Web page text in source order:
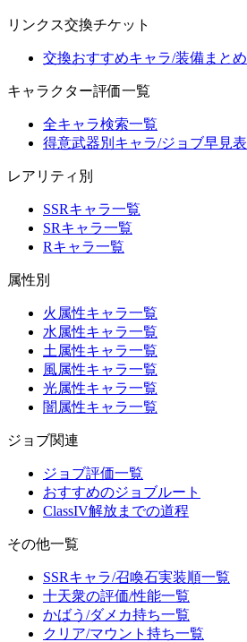
リンクス交換チケット
交換おすすめキャラ/装備まとめ
キャラクター評価一覧
全キャラ検索一覧
得意武器別キャラ/ジョブ早見表
レアリティ別
SSRキャラ一覧
SRキャラ一覧
Rキャラ一覧
属性別
火属性キャラ一覧
水属性キャラ一覧
土属性キャラ一覧
風属性キャラ一覧
光属性キャラ一覧
闇属性キャラ一覧
ジョブ関連
ジョブ評価一覧
おすすめのジョブルート
ClassIV解放までの道程
その他一覧
SSRキャラ/召喚石実装順一覧
十天衆の評価/性能一覧
かばう/ダメカ持ち一覧
クリア/マウント持ち一覧